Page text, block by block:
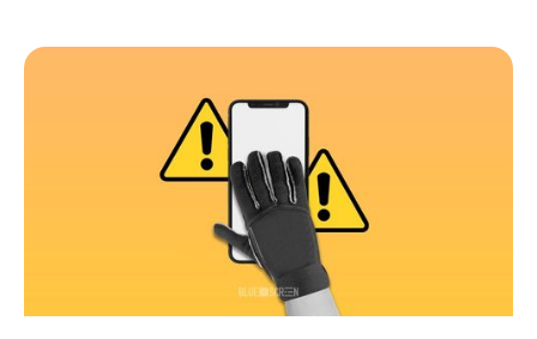
bankov.html] 20,7 млн. Это на 0,5% больше, чем в
сравнению с 1 июля 2021-го рост количества
активных пользователей онлайн-банкинга в
стране составляет значительные 25,5%. На это